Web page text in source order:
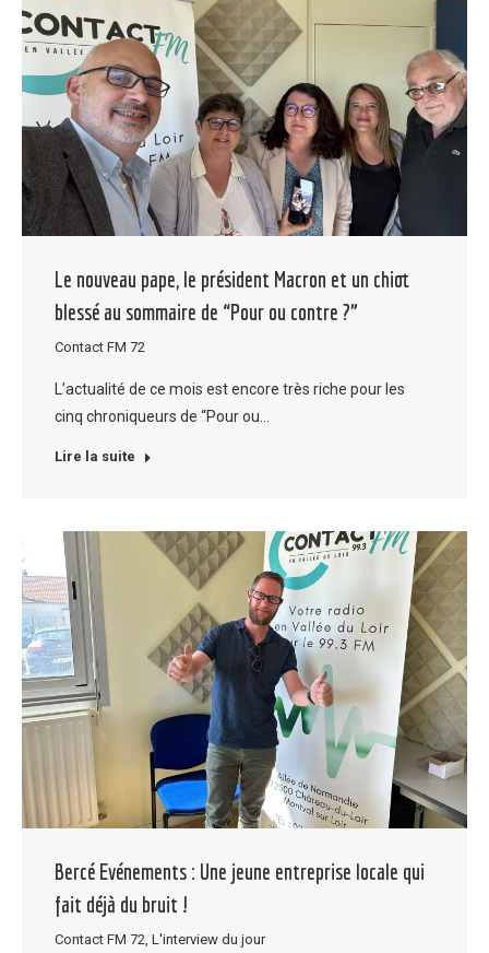
Le nouveau pape, le président Macron et un chiot
blessé au sommaire de “Pour ou contre ?”
Contact FM 72
L’actualité de ce mois est encore très riche pour les
cinq chroniqueurs de “Pour ou…
Lire la suite
Bercé Evénements : Une jeune entreprise locale qui
fait déjà du bruit !
Contact FM 72 L'interview du jour